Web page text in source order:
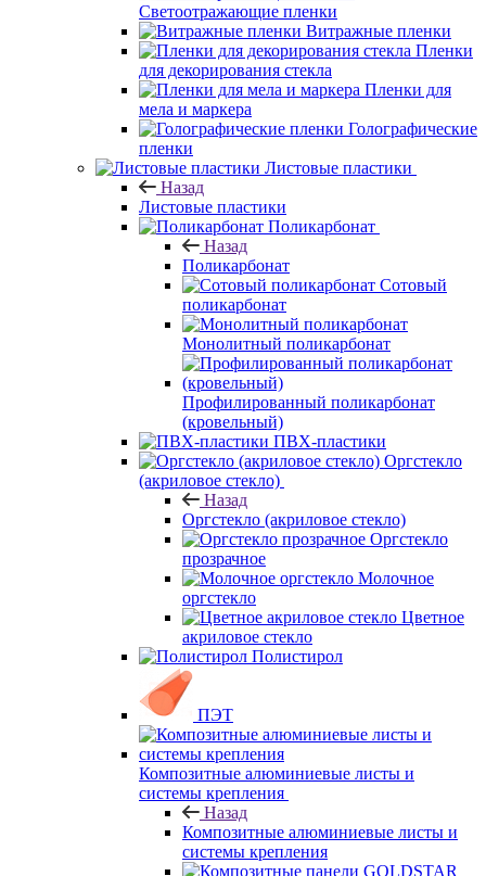
Светоотражающие пленки
Витражные пленки
Пленки
для декорирования стекла
Пленки для
мела и маркера
Голографические
пленки
Листовые пластики
Назад
Листовые пластики
Поликарбонат
Назад
Поликарбонат
Сотовый
поликарбонат
Монолитный поликарбонат
Профилированный поликарбонат
(кровельный)
ПВХ-пластики
Оргстекло
(акриловое стекло)
Назад
Оргстекло (акриловое стекло)
Оргстекло
прозрачное
Молочное
оргстекло
Цветное
акриловое стекло
Полистирол
ПЭТ
Композитные алюминиевые листы и
системы крепления
Назад
Композитные алюминиевые листы и
системы крепления